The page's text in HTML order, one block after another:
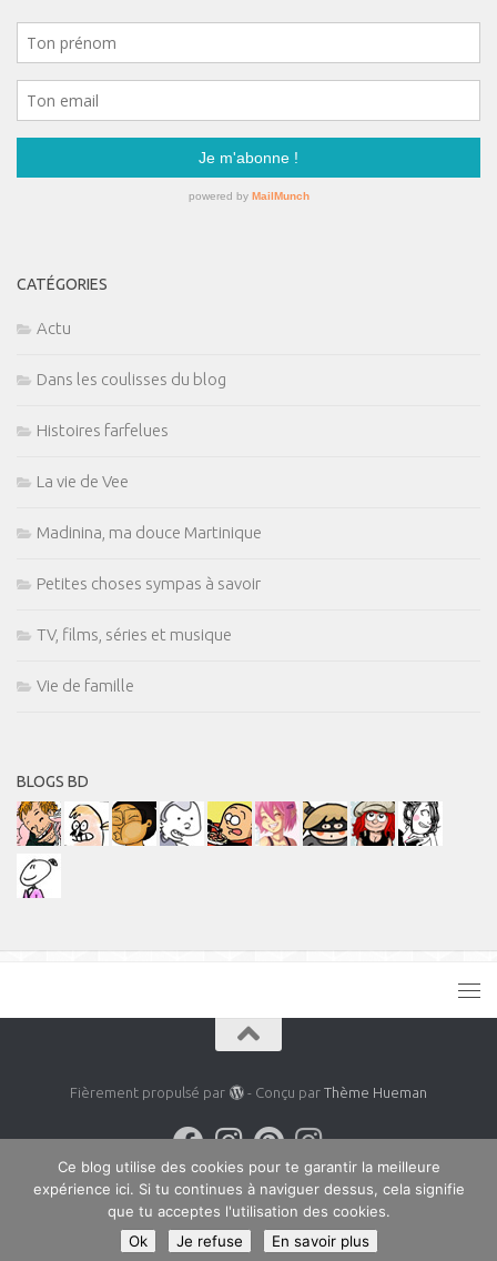
CATÉGORIES
Actu
Dans les coulisses du blog
Histoires farfelues
La vie de Vee
Madinina, ma douce Martinique
Petites choses sympas à savoir
TV, films, séries et musique
Vie de famille
BLOGS BD
Fièrement propulsé par - Conçu par Thème Hueman
Ce blog utilise des cookies pour te garantir la meilleure
expérience ici. Si tu continues à naviguer dessus, cela signifie
que tu acceptes l'utilisation des cookies.
Ok
Je refuse En savoir plus